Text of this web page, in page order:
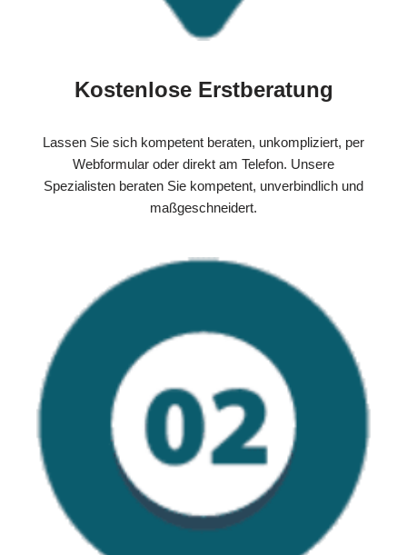
Kostenlose Erstberatung
Lassen Sie sich kompetent beraten, unkompliziert, per
Webformular oder direkt am Telefon. Unsere
Spezialisten beraten Sie kompetent, unverbindlich und
maßgeschneidert.